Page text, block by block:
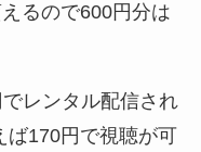
るので600円分は
レンタル配信され
ば170円で視聴が可